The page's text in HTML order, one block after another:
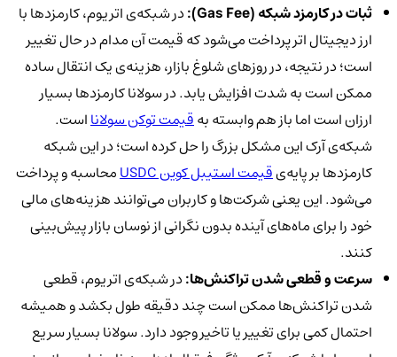
ثبات در کارمزد شبکه (Gas Fee): در شبکه‌ی اتریوم، کارمزدها با
ارز دیجیتال اتر پرداخت می‌شود که قیمت آن مدام در حال تغییر
است؛ در نتیجه، در روزهای شلوغ بازار، هزینه‌ی یک انتقال ساده
ممکن است به شدت افزایش یابد. در سولانا کارمزدها بسیار
ارزان است اما باز هم وابسته بهقیمت توکن سولانااست.
شبکه‌ی آرک این مشکل بزرگ را حل کرده است؛ در این شبکه
کارمزدها بر پایه‌یقیمت استیبل کوین USDC
محاسبه و پرداخت
می‌شود. این یعنی شرکت‌ها و کاربران می‌توانند هزینه‌های مالی
خود را برای ماه‌های آینده بدون نگرانی از نوسان بازار پیش‌بینی
کنند.
سرعت و قطعی شدن تراکنش‌ها:در شبکه‌ی اتریوم، قطعی
شدن تراکنش‌ها ممکن است چند دقیقه طول بکشد و همیشه
احتمال کمی برای تغییر یا تاخیر وجود دارد. سولانا بسیار سریع